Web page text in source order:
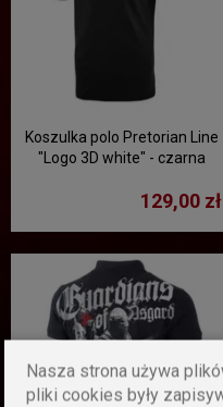
Koszulka polo Pretorian Line
"Logo 3D white" - czarna
129,00 zł
Nasza strona używa
pliki cookies były